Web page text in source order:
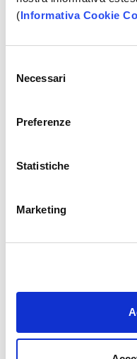
(Informativa Cookie
delNecessari
Preferenze
Statistiche
Marketing
Spending
merceologiche.
visualizzare
al mondo
APP e
prodotti e